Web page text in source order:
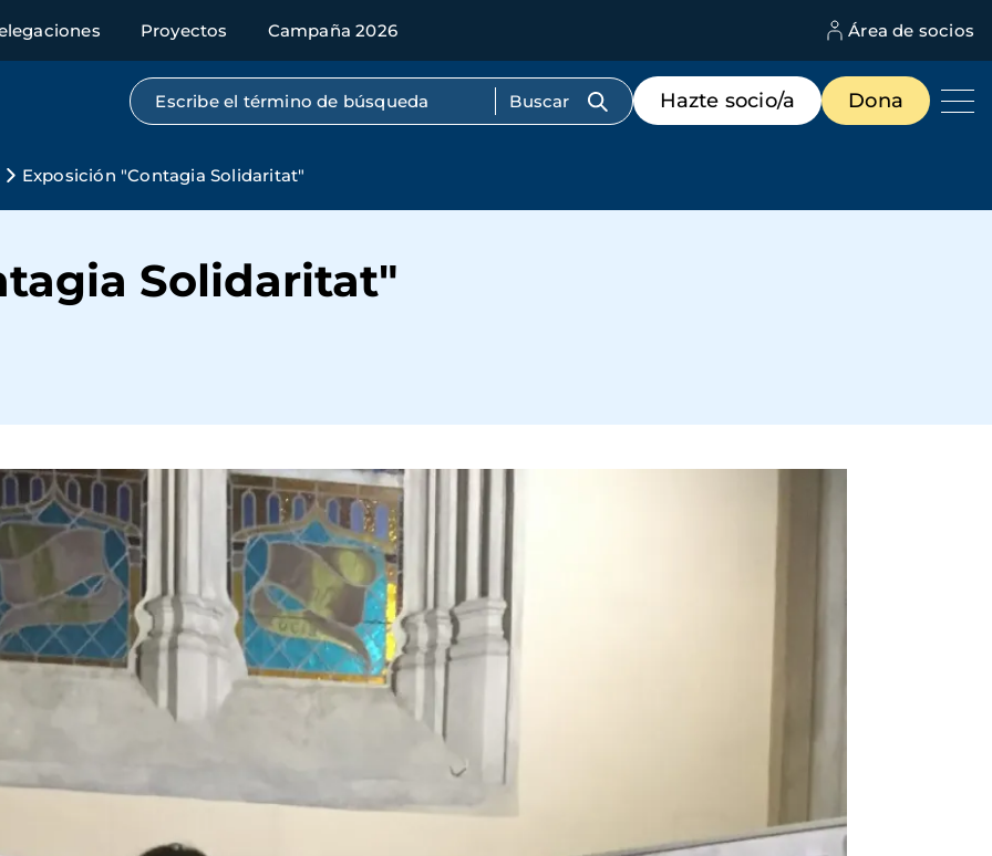
Proyectos Campaña 2026 Área de socios
Búsqueda por texto completo
Menú
de
destacados
Hazte socio/a Dona
Exposición "Contagia Solidaritat"
Solidaritat"